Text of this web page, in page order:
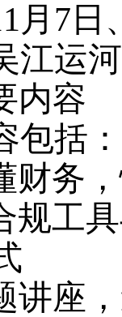
月 7 日
江运
内容
包括：
财务
规工
讲座